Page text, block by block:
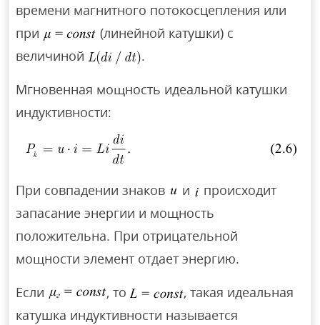
времени магнитного потокосцепления или
при
(линейной катушки) с
величиной
.
Мгновенная мощность идеальной катушки
индуктивности:
При совпадении знаков и
происходит
запасание энергии и мощность
положительна. При отрицательной
мощности элемент отдает энергию.
Если
, то
, такая идеальная
катушка индуктивности называется